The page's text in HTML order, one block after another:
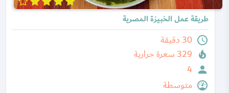
طريقة عمل الخبيزة المصرية
30 دقيقة
329 سعرة حرارية
4
متوسطة